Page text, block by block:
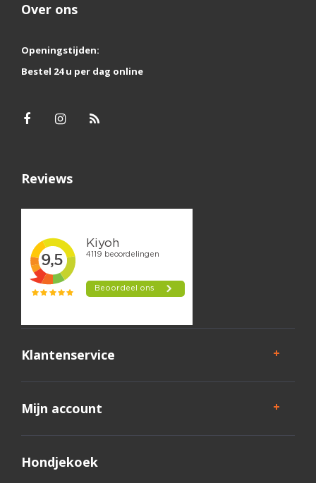
Over ons
Openingstijden:
Bestel 24 u per dag online
Reviews
Klantenservice
Mijn account
Hondjekoek